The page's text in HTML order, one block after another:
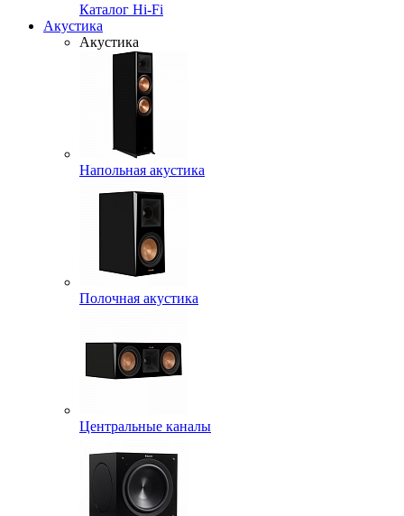
Каталог Hi-Fi
Акустика
Акустика
Напольная акустика
Полочная акустика
Центральные каналы